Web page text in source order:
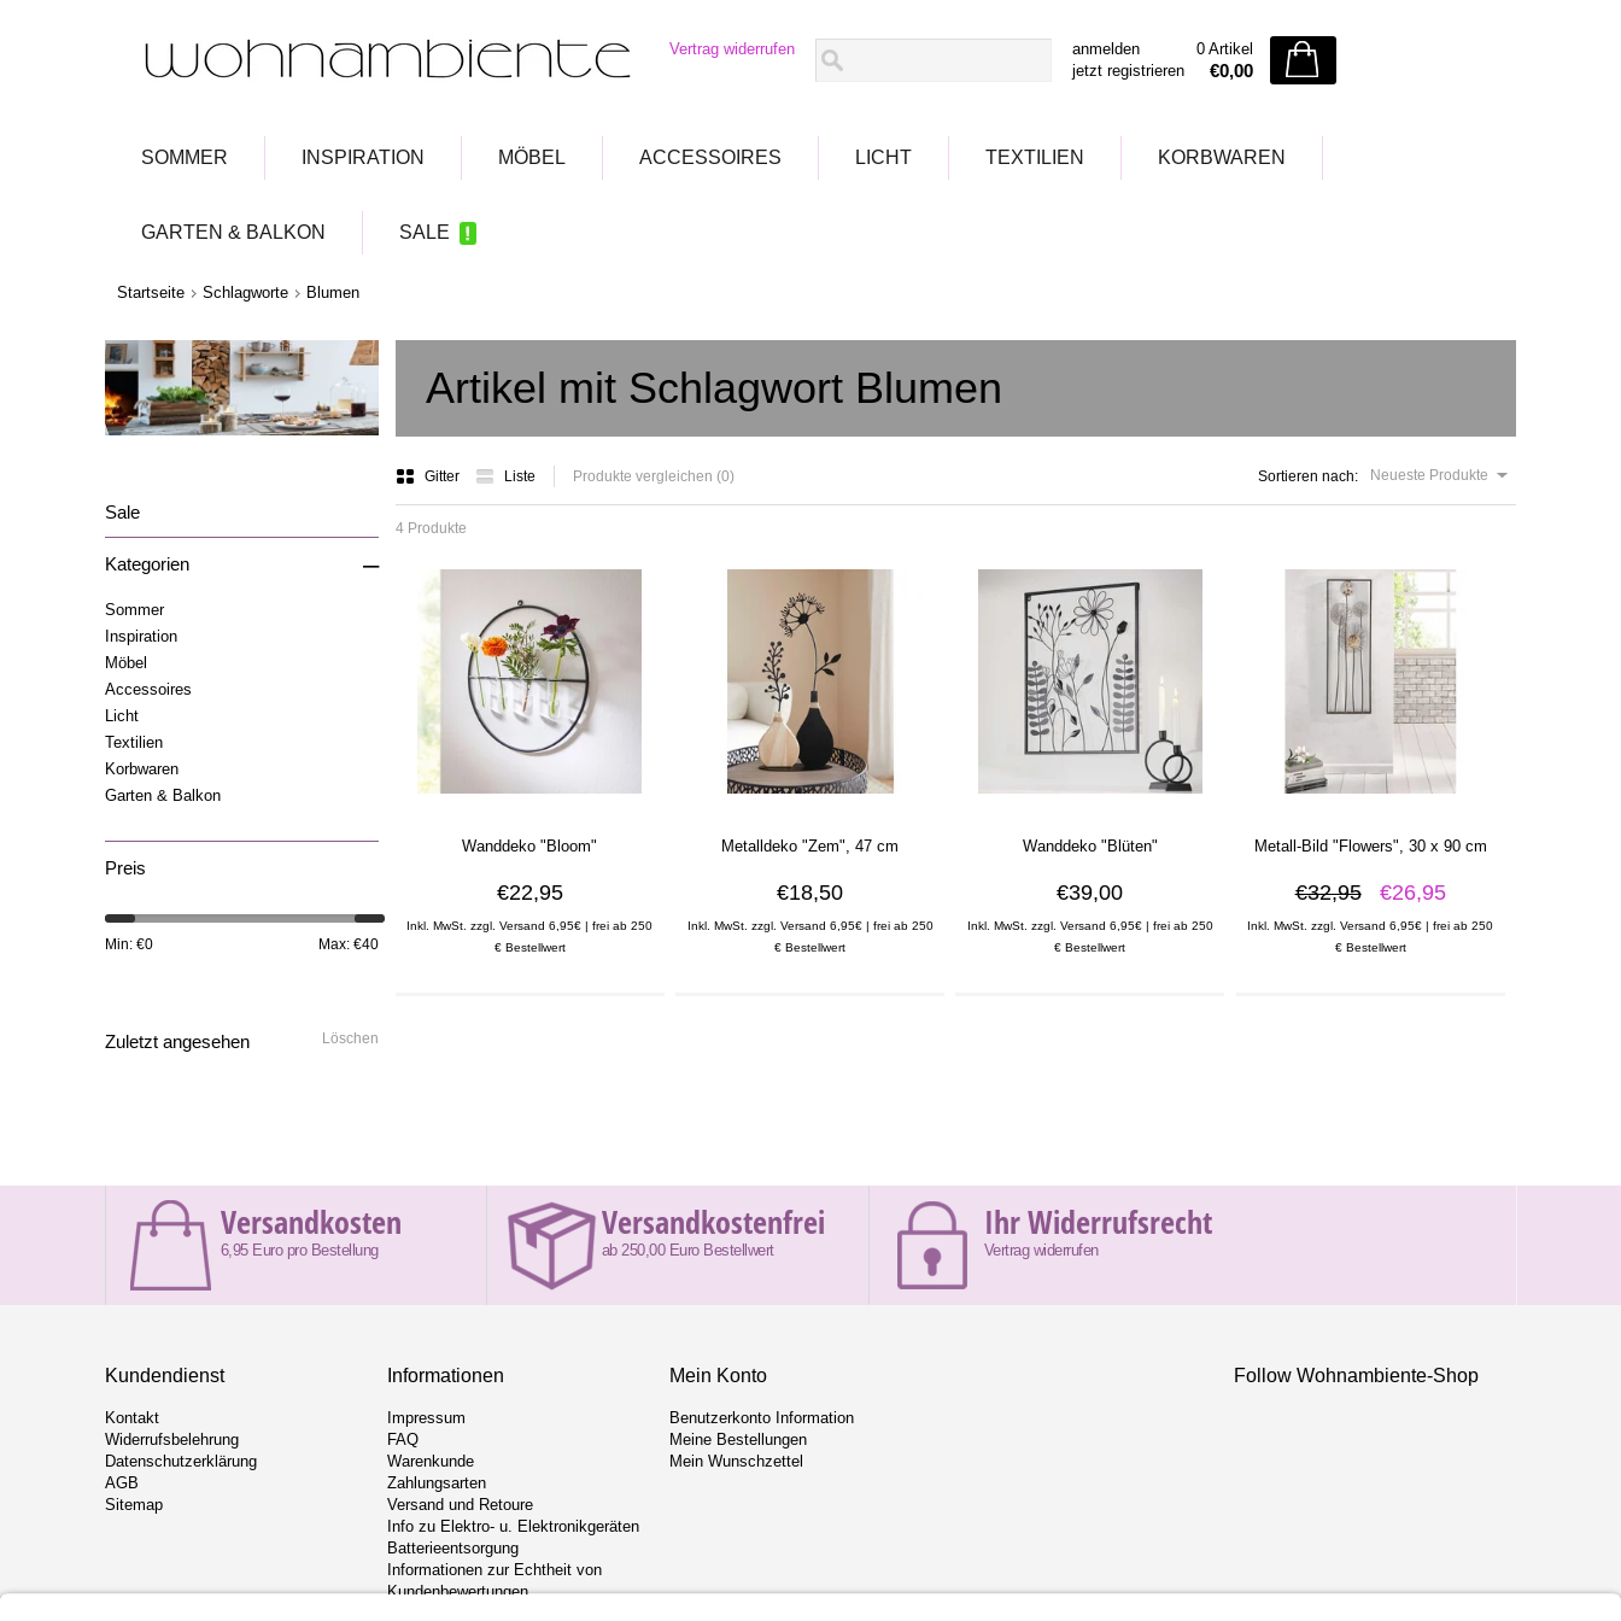
Vertrag widerrufen
anmelden
jetzt registrieren
0 Artikel
€0,00
SOMMER INSPIRATION MÖBEL ACCESSOIRES LICHT TEXTILIEN KORBWAREN
GARTEN & BALKON SALE
Startseite Schlagworte Blumen
Artikel mit Schlagwort Blumen
Gitter Liste Produkte vergleichen (0) Sortieren nach: Neueste Produkte
4 Produkte
Wanddeko "Bloom"
€22,95
Inkl. MwSt. zzgl. Versand 6,95€ | frei ab 250
€ Bestellwert
Metalldeko "Zem", 47 cm
€18,50
Inkl. MwSt. zzgl. Versand 6,95€ | frei ab 250
€ Bestellwert
Wanddeko "Blüten"
€39,00
Inkl. MwSt. zzgl. Versand 6,95€ | frei ab 250
€ Bestellwert
Metall-Bild "Flowers", 30 x 90 cm
€32,95 €26,95
Inkl. MwSt. zzgl. Versand 6,95€ | frei ab 250
€ Bestellwert
Sale
Kategorien –
Sommer
Inspiration
Möbel
Accessoires
Licht
Textilien
Korbwaren
Garten & Balkon
Preis
Min: €0 Max: €40
Zuletzt angesehen Löschen
Versandkosten
6,95 Euro pro Bestellung
Versandkostenfrei
ab 250,00 Euro Bestellwert
Ihr Widerrufsrecht
Vertrag widerrufen
Kundendienst
Kontakt
Widerrufsbelehrung
Datenschutzerklärung
AGB
Sitemap
Informationen
Impressum
FAQ
Warenkunde
Zahlungsarten
Versand und Retoure
Info zu Elektro- u. Elektronikgeräten
Batterieentsorgung
Informationen zur Echtheit von
Kundenbewertungen
Mein Konto
Benutzerkonto Information
Meine Bestellungen
Mein Wunschzettel
Follow Wohnambiente-Shop